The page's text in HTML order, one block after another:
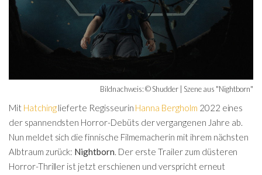
Bildnachweis: © Shudder | Szene aus "Nightborn"
Mit Hatchinglieferte Regisseurin Hanna Bergholm 2022 eines
der spannendsten Horror-Debüts der vergangenen Jahre ab.
Nun meldet sich die finnische Filmemacherin mit ihrem nächsten
Albtraum zurück: Nightborn. Der erste Trailer zum düsteren
Horror-Thriller ist jetzt erschienen und verspricht erneut